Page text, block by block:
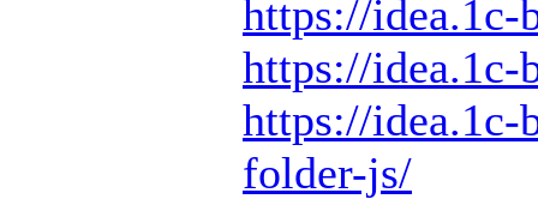
https://
https://
https://
folder-js/